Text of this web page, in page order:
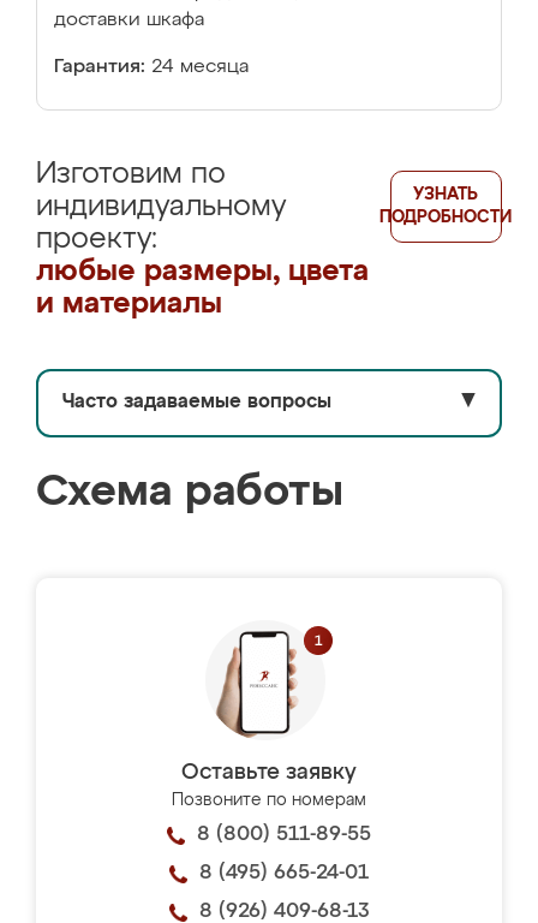
доставки шкафа
Гарантия: 24 месяца
Изготовим по
индивидуальному
проекту:
любые размеры, цвета
и материалы
УЗНАТЬ
ПОДРОБНОСТИ
Часто задаваемые вопросы ▼
Схема работы
Оставьте заявку
Позвоните по номерам
8 (800) 511-89-55
8 (495) 665-24-01
8 (926) 409-68-13